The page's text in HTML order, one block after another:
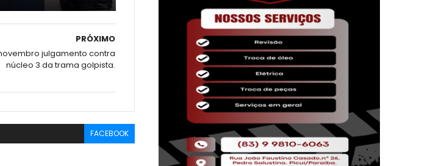
PRÓXIMO
julgamento contra
núcleo 3 da trama golpista.
FACEBOOK